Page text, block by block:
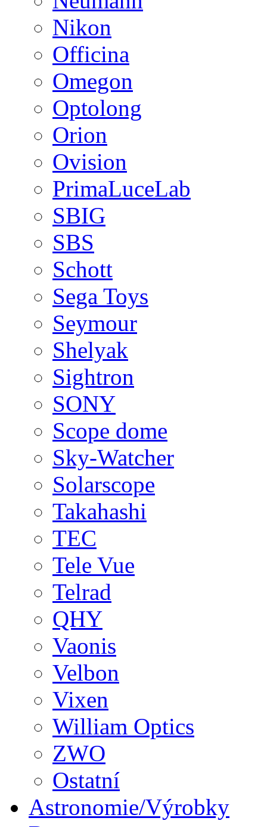
Nikon
Officina
Omegon
Optolong
Orion
Ovision
PrimaLuceLab
SBIG
SBS
Schott
Sega Toys
Seymour
Shelyak
Sightron
SONY
Scope dome
Sky-Watcher
Solarscope
Takahashi
TEC
Tele Vue
Telrad
QHY
Vaonis
Velbon
Vixen
William Optics
ZWO
Ostatní
Astronomie/Výrobky